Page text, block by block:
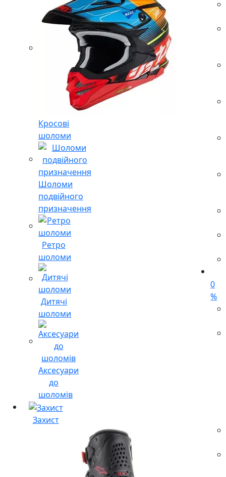
Кросові
шоломи
Шоломи
подвійного
призначення
Ретро
шоломи
Дитячі
шоломи
Аксесуари
до
шоломів
Захист
0
%